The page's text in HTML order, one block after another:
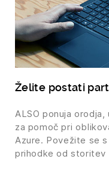
Želite postati
ALSO ponuja
za pomoč pri
Azure. Povežite se
prihodke od storitev